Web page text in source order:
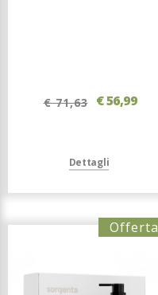
€ 71,63 € 56,99
Dettagli
Offerta